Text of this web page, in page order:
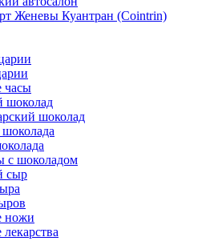
Женевы Куантран (Cointrin)
часы
шоколад
шоколад
с шоколадом
сыр
ножи